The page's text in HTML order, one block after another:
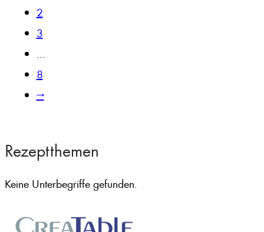
2
3
…
8
→
Rezeptthemen
Keine Unterbegriffe gefunden.